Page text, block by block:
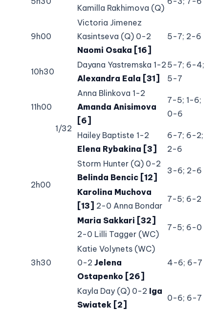
1/32
Kamilla Rakhimova (Q)
9h00
Victoria Jimenez
Kasintseva (Q) 0-2
Naomi Osaka [16]
5-7; 2-6
10h30
Dayana Yastremska 1-2
Alexandra Eala [31]
5-7; 6-4;
5-7
11h00
Anna Blinkova 1-2
Amanda Anisimova
[6]
7-5; 1-6;
0-6
2h00
Hailey Baptiste 1-2
Elena Rybakina [3]
6-7; 6-2;
2-6
Storm Hunter (Q) 0-2
Belinda Bencic [12]
3-6; 2-6
Karolina Muchova
[13] 2-0 Anna Bondar
7-5; 6-2
Maria Sakkari [32]
2-0 Lilli Tagger (WC)
7-5; 6-0
3h30
Katie Volynets (WC)
0-2 Jelena
Ostapenko [26]
4-6; 6-7
Kayla Day (Q) 0-2 Iga
Swiatek [2]
0-6; 6-7